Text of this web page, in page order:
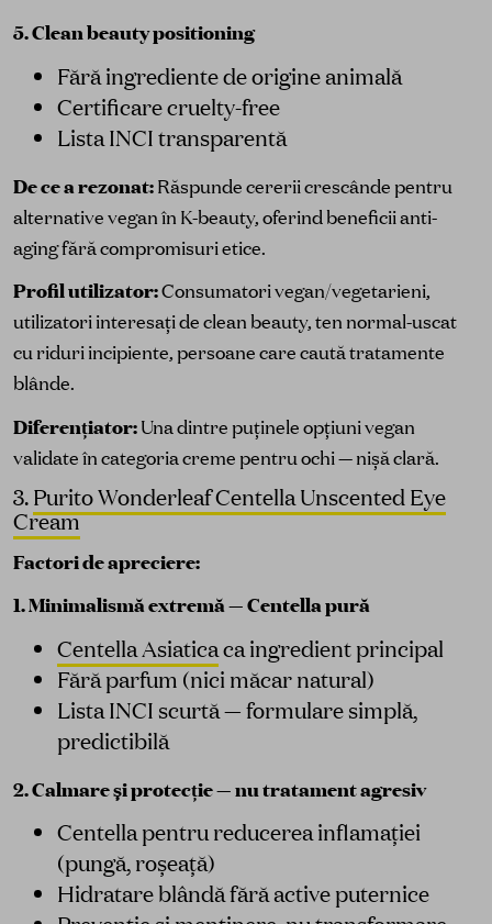
5. Clean beauty positioning
Fără ingrediente de origine animală
Certificare cruelty-free
Lista INCI transparentă
De ce a rezonat:Răspunde cererii crescânde pentru
alternative vegan în K-beauty, oferind beneficii anti-
aging fără compromisuri etice.
Profil utilizator:Consumatori vegan/vegetarieni,
utilizatori interesați de clean beauty, ten normal-uscat
cu riduri incipiente, persoane care caută tratamente
blânde.
Diferențiator:Una dintre puținele opțiuni vegan
validate în categoria creme pentru ochi — nișă clară.
3.Purito Wonderleaf Centella Unscented Eye
Cream
Factori de apreciere:
1. Minimalismă extremă — Centella pură
Centella Asiaticaca ingredient principal
Fără parfum (nici măcar natural)
Lista INCI scurtă — formulare simplă,
predictibilă
2. Calmare și protecție — nu tratament agresiv
Centella pentru reducerea inflamației
(pungă, roșeață)
Hidratare blândă fără active puternice